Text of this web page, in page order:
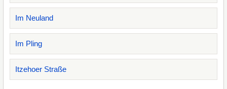
Im Neuland
Im Pling
Itzehoer Straße